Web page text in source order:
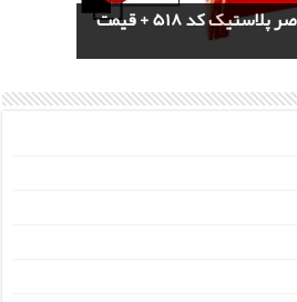
خورجینی + (عکس و
خرید چهارپایه ناصر پلاستیک کد 518 + قیمت
نشا به صورت عمده
پخش عمده صندلی پلاستیکی دسته دار 889
پلاستیکی هوم کت +